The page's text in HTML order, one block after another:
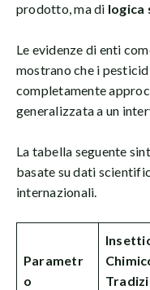
prodotto, ma di logica
Le evidenze di enti
mostrano che i
completamente
generalizzata a un
La tabella seguente
basate su dati
internazionali.
Parametr
o